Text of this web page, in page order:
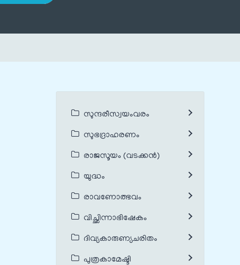
സുന്ദരീസ്വയംവരം
സുഭദ്രാഹരണം
രാജസൂയം (വടക്കൻ)
യുദ്ധം
രാവണോത്ഭവം
വിച്ഛിന്നാഭിഷേകം
ദിവ്യകാരുണ്യചരിതം
പുത്രകാമേഷ്ടി